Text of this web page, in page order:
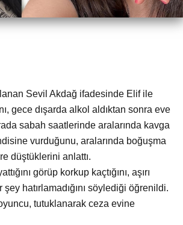
Sevil Akdağ ifadesinde Elif ile
gece dışarda alkol aldıktan sonra eve
sabah saatlerinde aralarında kavga
vurduğunu, aralarında boğuşma
düştüklerini anlattı.
görüp korkup kaçtığını, aşırı
şey hatırlamadığını söylediği öğrenildi.
tutuklanarak ceza evine